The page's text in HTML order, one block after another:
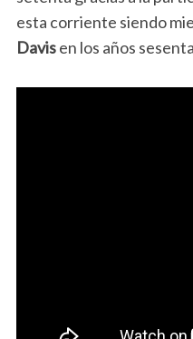
esta corriente siendo
Davisen los años